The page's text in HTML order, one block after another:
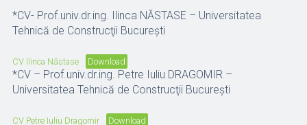
*CV- Prof.univ.dr.ing. Ilinca NĂSTASE – Universitatea
Tehnică de Construcţii Bucureşti
CV Ilinca Năstase Download
*CV – Prof.univ.dr.ing. Petre Iuliu DRAGOMIR –
Universitatea Tehnică de Construcţii Bucureşti
CV Petre Iuliu Dragomir Download